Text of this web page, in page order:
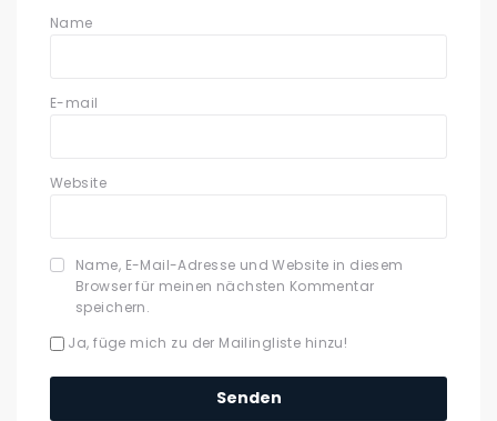
Name
E-mail
Website
Name, E-Mail-Adresse und Website in diesem
Browser für meinen nächsten Kommentar
speichern.
Ja, füge mich zu der Mailingliste hinzu!